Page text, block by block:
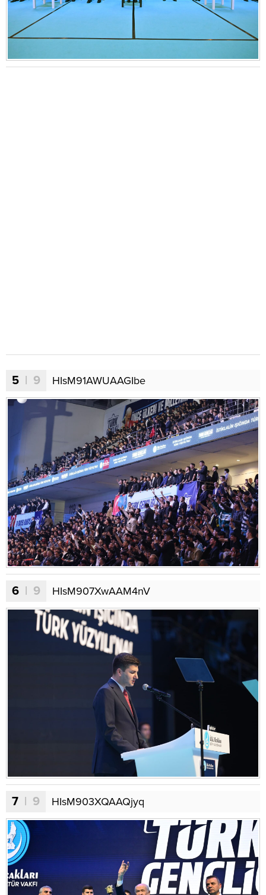
5 | 9 HIsM91AWUAAGIbe
6 | 9 HIsM907XwAAM4nV
7 | 9 HIsM903XQAAQjyq